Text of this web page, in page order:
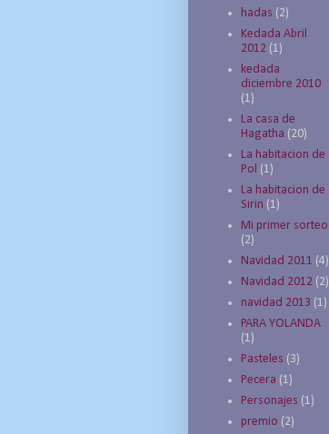
hadas (2)
Kedada Abril
2012 (1)
kedada
diciembre 2010
(1)
La casa de
Hagatha (20)
La habitacion de
Pol (1)
La habitacion de
Sirin (1)
Mi primer sorteo
(2)
Navidad 2011 (4)
Navidad 2012 (2)
navidad 2013 (1)
PARA YOLANDA
(1)
Pasteles (3)
Pecera (1)
Personajes (1)
premio (2)